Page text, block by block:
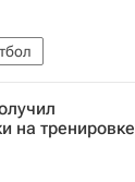
на тренировке